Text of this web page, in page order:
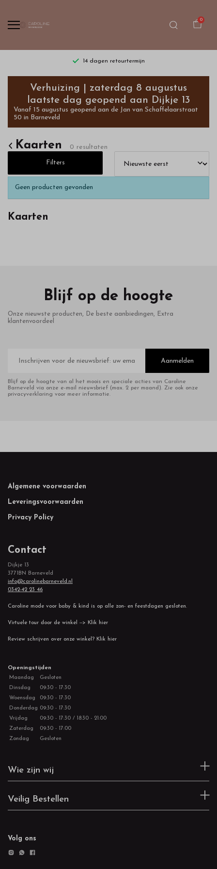
0
14 dagen retourtermijn
Kaarten
Bestel
kinderkleding
hoge
kwaliteit
in
Verhuizing | zaterdag 8 augustus
laatste dag geopend aan Dijkje 13
Vanaf 15 augustus geopend aan de Jan van Schaffelaarstraat
50 in Barneveld
Kaarten 0 resultaten
Filters
Geen producten gevonden
Kaarten
Blijf op de hoogte
Onze nieuwste producten, De beste aanbiedingen, Extra
klantenvoordeel
mailadres
Aanmelden
Blijf op de hoogte van al het moois en speciale acties van Caroline
Barneveld via onze e-mail nieuwsbrief (max. 2 per maand). Zie ook onze
privacyverklaring voor meer informatie.
Footer
Algemene voorwaarden
Leveringsvoorwaarden
Privacy Policy
Contact
Dijkje 13
3771BN Barneveld
info@carolinebarneveld.nl
0342-42 23 46
Caroline mode voor baby & kind is op alle zon- en feestdagen gesloten.
Virtuele tour door de winkel --> Klik hier
Review schrijven over onze winkel? Klik hier
Openingstijden
Maandag
Gesloten
Dinsdag
09:30 - 17:30
Woensdag
09:30 - 17:30
Donderdag 09:30 - 17:30
Vrijdag
09:30 - 17:30 / 18:30 - 21:00
Zaterdag
09:30 - 17:00
Zondag
Gesloten
Wie zijn wij
Veilig Bestellen
Volg ons